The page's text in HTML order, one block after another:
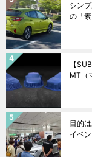
シン
の「
【
MT（
目的
イベ